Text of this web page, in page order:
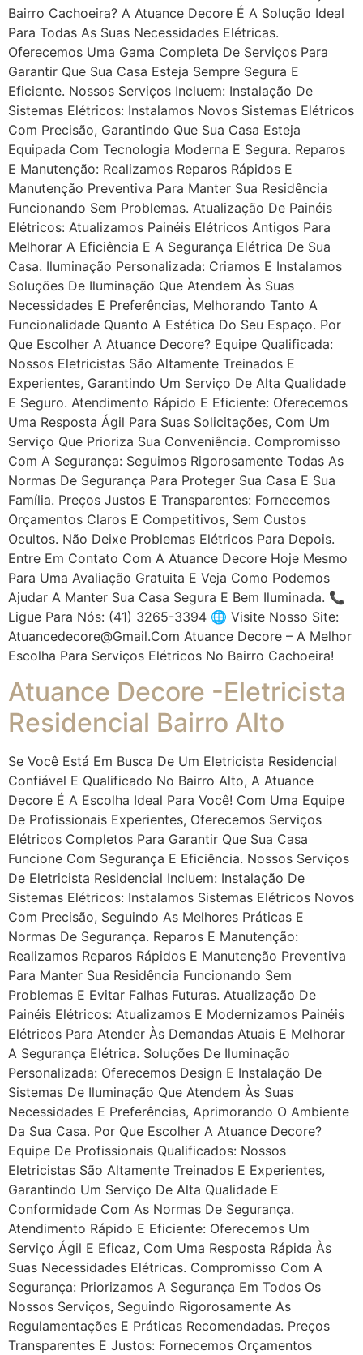
Bairro Cachoeira? A Atuance Decore É A Solução Ideal
Para Todas As Suas Necessidades Elétricas.
Oferecemos Uma Gama Completa De Serviços Para
Garantir Que Sua Casa Esteja Sempre Segura E
Eficiente. Nossos Serviços Incluem: Instalação De
Sistemas Elétricos: Instalamos Novos Sistemas Elétricos
Com Precisão, Garantindo Que Sua Casa Esteja
Equipada Com Tecnologia Moderna E Segura. Reparos
E Manutenção: Realizamos Reparos Rápidos E
Manutenção Preventiva Para Manter Sua Residência
Funcionando Sem Problemas. Atualização De Painéis
Elétricos: Atualizamos Painéis Elétricos Antigos Para
Melhorar A Eficiência E A Segurança Elétrica De Sua
Casa. Iluminação Personalizada: Criamos E Instalamos
Soluções De Iluminação Que Atendem Às Suas
Necessidades E Preferências, Melhorando Tanto A
Funcionalidade Quanto A Estética Do Seu Espaço. Por
Que Escolher A Atuance Decore? Equipe Qualificada:
Nossos Eletricistas São Altamente Treinados E
Experientes, Garantindo Um Serviço De Alta Qualidade
E Seguro. Atendimento Rápido E Eficiente: Oferecemos
Uma Resposta Ágil Para Suas Solicitações, Com Um
Serviço Que Prioriza Sua Conveniência. Compromisso
Com A Segurança: Seguimos Rigorosamente Todas As
Normas De Segurança Para Proteger Sua Casa E Sua
Família. Preços Justos E Transparentes: Fornecemos
Orçamentos Claros E Competitivos, Sem Custos
Ocultos. Não Deixe Problemas Elétricos Para Depois.
Entre Em Contato Com A Atuance Decore Hoje Mesmo
Para Uma Avaliação Gratuita E Veja Como Podemos
Ajudar A Manter Sua Casa Segura E Bem Iluminada. 📞
Ligue Para Nós: (41) 3265-3394 🌐 Visite Nosso Site:
Atuancedecore@gmail.com Atuance Decore – A Melhor
Escolha Para Serviços Elétricos No Bairro Cachoeira!
Atuance Decore -Eletricista
Residencial Bairro Alto
Se Você Está Em Busca De Um Eletricista Residencial
Confiável E Qualificado No Bairro Alto, A Atuance
Decore É A Escolha Ideal Para Você! Com Uma Equipe
De Profissionais Experientes, Oferecemos Serviços
Elétricos Completos Para Garantir Que Sua Casa
Funcione Com Segurança E Eficiência. Nossos Serviços
De Eletricista Residencial Incluem: Instalação De
Sistemas Elétricos: Instalamos Sistemas Elétricos Novos
Com Precisão, Seguindo As Melhores Práticas E
Normas De Segurança. Reparos E Manutenção:
Realizamos Reparos Rápidos E Manutenção Preventiva
Para Manter Sua Residência Funcionando Sem
Problemas E Evitar Falhas Futuras. Atualização De
Painéis Elétricos: Atualizamos E Modernizamos Painéis
Elétricos Para Atender Às Demandas Atuais E Melhorar
A Segurança Elétrica. Soluções De Iluminação
Personalizada: Oferecemos Design E Instalação De
Sistemas De Iluminação Que Atendem Às Suas
Necessidades E Preferências, Aprimorando O Ambiente
Da Sua Casa. Por Que Escolher A Atuance Decore?
Equipe De Profissionais Qualificados: Nossos
Eletricistas São Altamente Treinados E Experientes,
Garantindo Um Serviço De Alta Qualidade E
Conformidade Com As Normas De Segurança.
Atendimento Rápido E Eficiente: Oferecemos Um
Serviço Ágil E Eficaz, Com Uma Resposta Rápida Às
Suas Necessidades Elétricas. Compromisso Com A
Segurança: Priorizamos A Segurança Em Todos Os
Nossos Serviços, Seguindo Rigorosamente As
Regulamentações E Práticas Recomendadas. Preços
Transparentes E Justos: Fornecemos Orçamentos